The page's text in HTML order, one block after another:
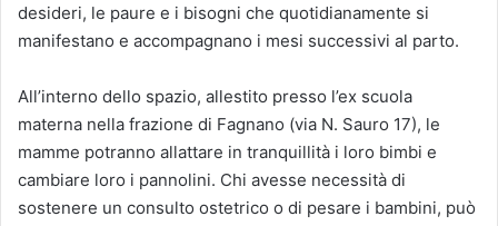
desideri, le paure e i bisogni che quotidianamente si
manifestano e accompagnano i mesi successivi al parto.
All’interno dello spazio, allestito presso l’ex scuola
materna nella frazione di Fagnano (via N. Sauro 17), le
mamme potranno allattare in tranquillità i loro bimbi e
cambiare loro i pannolini. Chi avesse necessità di
sostenere un consulto ostetrico o di pesare i bambini, può